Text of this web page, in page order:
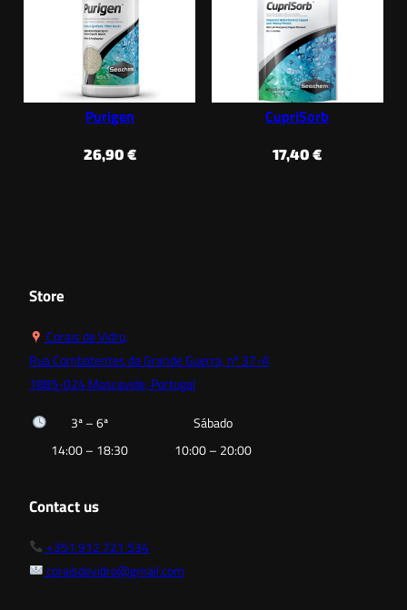
Purigen
26,90 €
CupriSorb
17,40€
Store
Corais de Vidro,
Rua Combatentes da Grande Guerra, nº 37-A
1885-024 Moscavide, Portugal
3ª – 6ª
Sábado
14:00 – 18:30
10:00 – 20:00
Contact us
+351 912 721 534
coraisdevidro@gmail.com